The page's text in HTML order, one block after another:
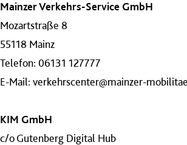
Mainzer Verkehrs-Service GmbH
Mozartstraße 8
55118 Mainz
Telefon: 06131 127777
E-Mail: verkehrscenter@mainzer-
KIM GmbH
c/o Gutenberg Digital Hub